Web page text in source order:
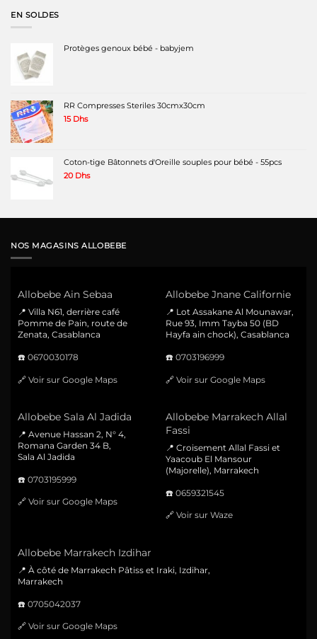
EN SOLDES
Protèges genoux bébé - babyjem
RR Compresses Steriles 30cmx30cm
15 Dhs
Coton-tige Bâtonnets d'Oreille souples pour bébé - 55pcs
20 Dhs
NOS MAGASINS ALLOBEBE
Allobebe Ain Sebaa
📍 Villa N61, derrière café
Pomme de Pain, route de
Zenata, Casablanca
☎️ 0670030178
🔗 Voir sur Google Maps
Allobebe Jnane Californie
📍 Lot Assakane Al Mounawar,
Rue 93, Imm Tayba 50 (BD
Hayfa ain chock), Casablanca
☎️ 0703196999
🔗 Voir sur Google Maps
Allobebe Sala Al Jadida
📍 Avenue Hassan 2, N° 4,
Romana Garden 34 B,
Sala Al Jadida
☎️ 0703195999
🔗 Voir sur Google Maps
Allobebe Marrakech Allal
Fassi
📍 Croisement Allal Fassi et
Yaacoub El Mansour
(Majorelle), Marrakech
☎️ 0659321545
🔗 Voir sur Waze
Allobebe Marrakech Izdihar
📍 À côté de Marrakech Pâtiss et Iraki, Izdihar,
Marrakech
☎️ 0705042037
🔗 Voir sur Google Maps